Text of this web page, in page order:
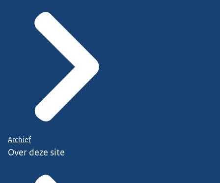
Archief
Over deze site